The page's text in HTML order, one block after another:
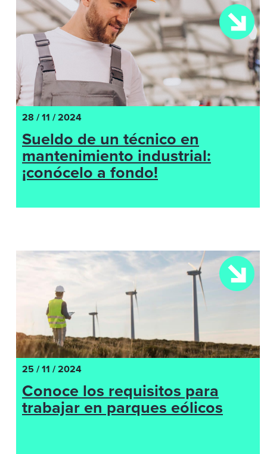
28 / 11 / 2024
Sueldo de un técnico en
mantenimiento industrial:
¡conócelo a fondo!
25 / 11 / 2024
Conoce los requisitos para
trabajar en parques eólicos